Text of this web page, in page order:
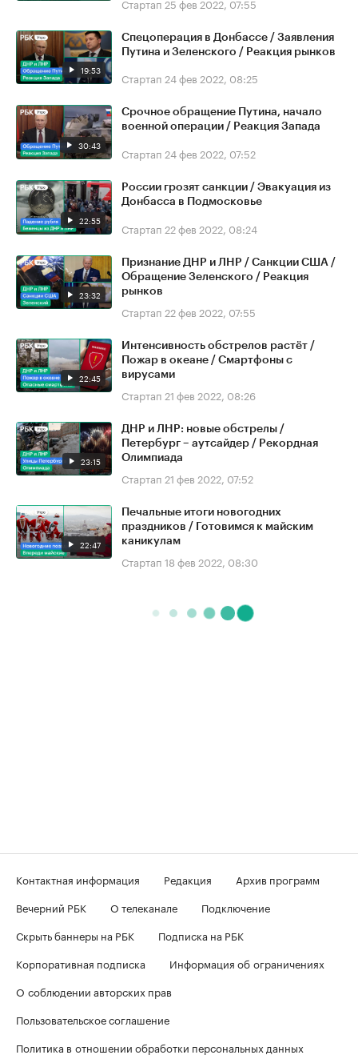
19:53
Спецоперация в Донбассе / Заявления
Путина и Зеленского / Реакция рынков
Стартап 24 фев 2022, 08:25
30:43
Срочное обращение Путина, начало
военной операции / Реакция Запада
Стартап 24 фев 2022, 07:52
22:55
России грозят санкции / Эвакуация из
Донбасса в Подмосковье
Стартап 22 фев 2022, 08:24
23:32
Признание ДНР и ЛНР / Санкции США /
Обращение Зеленского / Реакция
рынков
Стартап 22 фев 2022, 07:55
22:45
Интенсивность обстрелов растёт /
Пожар в океане / Смартфоны с
вирусами
Стартап 21 фев 2022, 08:26
23:15
ДНР и ЛНР: новые обстрелы /
Петербург – аутсайдер / Рекордная
Олимпиада
Стартап 21 фев 2022, 07:52
22:47
Печальные итоги новогодних
праздников / Готовимся к майским
каникулам
Стартап 18 фев 2022, 08:30
Контактная информация Редакция
Архив программ
Вечерний РБК
О телеканале
Подключение
Скрыть баннеры на РБК
Подписка на РБК
Корпоративная подписка
Информация об ограничениях
О соблюдении авторских прав
Пользовательское соглашение
Политика в отношении обработки персональных данных